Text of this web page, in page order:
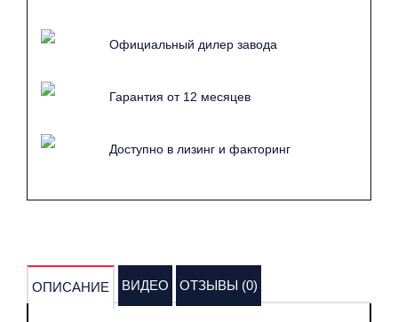
Официальный дилер завода
Гарантия от 12 месяцев
Доступно в лизинг и факторинг
ОПИСАНИЕ ВИДЕО ОТЗЫВЫ (0)